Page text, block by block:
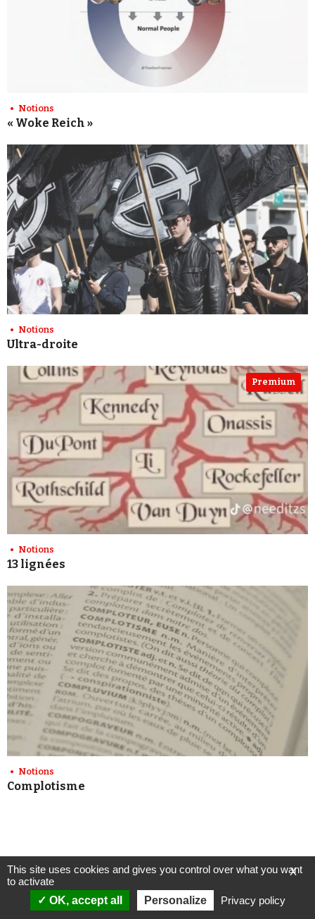
Notions
« Woke Reich »
Notions
Ultra-droite
Premium
Notions
13 lignées
Notions
Complotisme
X
This site uses cookies and gives you control over what you want
to activate
OK, accept all
Personalize Privacy policy